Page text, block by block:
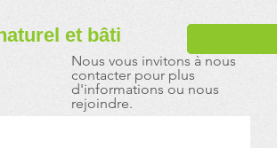
et bâti
Nous vous invitons à nous
contacter pour plus
d'informations ou nous
rejoindre.